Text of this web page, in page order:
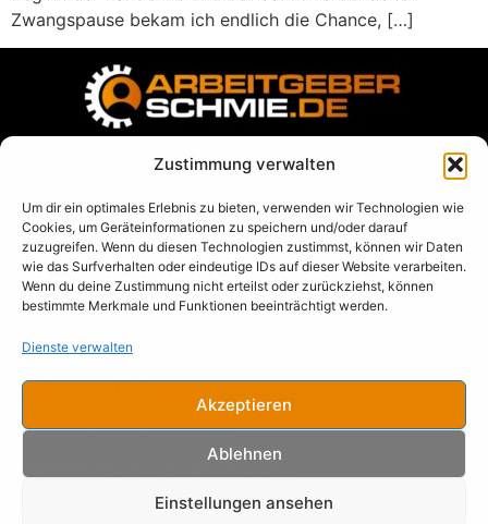
Zustimmung verwalten
Um dir ein optimales Erlebnis zu bieten, verwenden wir Technologien wie
Cookies, um Geräteinformationen zu speichern und/oder darauf
zuzugreifen. Wenn du diesen Technologien zustimmst, können wir Daten
wie das Surfverhalten oder eindeutige IDs auf dieser Website verarbeiten.
Wenn du deine Zustimmung nicht erteilst oder zurückziehst, können
bestimmte Merkmale und Funktionen beeinträchtigt werden.
Dienste verwalten
Akzeptieren
Ablehnen
Einstellungen ansehen
Zwangspause bekam ich endlich die Chance, […]
Datenschutz
AGB
Blog
Lesbares / Hörbares
Buch: Macht der Struktur
Hörbuch: Macht der der Struktur
Wie man Arbeitgebermarken erschafft